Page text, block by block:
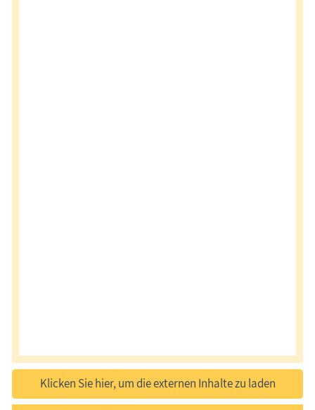
Klicken Sie hier, um die externen Inhalte zu laden